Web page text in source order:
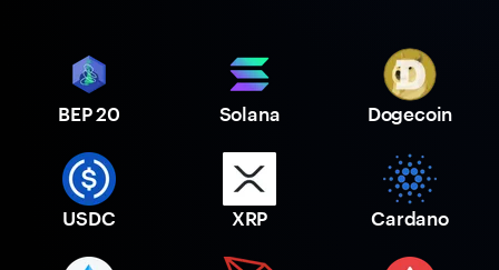
BEP 20 Solana Dogecoin
USDC XRP Cardano